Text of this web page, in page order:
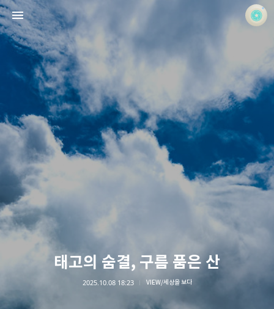
태고의 숨결, 구름 품은 산
2025.10.08 18:23 VIEW/세상을 보다
사진 속의 또 다른 나
홍정석